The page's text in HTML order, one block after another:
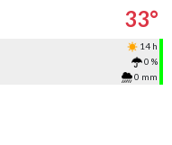
33°
14 h
0 %
0 mm